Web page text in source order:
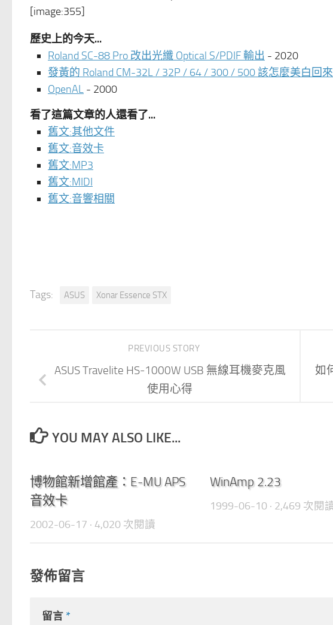
[image:355]
歷史上的今天...
Roland SC-88 Pro 改出光纖 Optical S/PDIF 輸出 - 2020
發黃的 Roland CM-32L / 32P / 64 / 300 / 500 該怎麼美白回
OpenAL - 2000
看了這篇文章的人還看了...
舊文:其他文件
舊文:音效卡
舊文:MP3
舊文:MIDI
舊文:音響相關
Tags: ASUS Xonar Essence STX
如
PREVIOUS STORY
ASUS Travelite HS-1000W USB 無線耳機麥克風
使用心得
YOU MAY ALSO LIKE...
博物館新增館產：E-MU APS
音效卡
2002-06-17 · 4,020 次閱讀
WinAmp 2.23
1999-06-10 · 2,469 次閱
發佈留言
留言 *